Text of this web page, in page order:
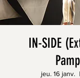
IN-SIDE
jeu. 16 janv.
  |